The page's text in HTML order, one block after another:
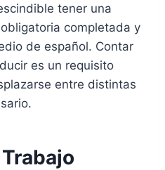
tener una
completada y
de español. Contar
es un requisito
entre distintas